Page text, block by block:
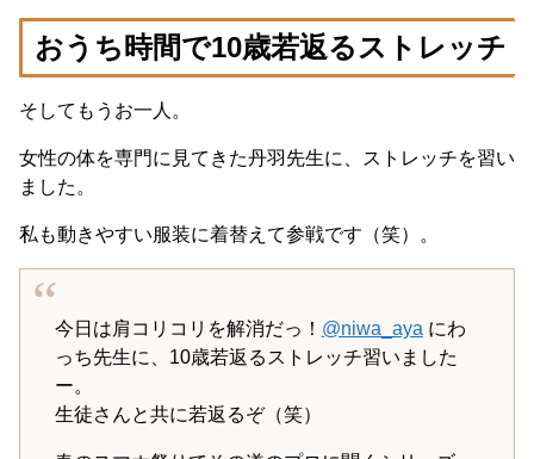
おうち時間で10歳若返るストレッチ
そしてもうお一人。
女性の体を専門に見てきた丹羽先生に、ストレッチを習い
ました。
私も動きやすい服装に着替えて参戦です（笑）。
今日は肩コリコリを解消だっ！ @niwa_aya にわ
っち先生に、10歳若返るストレッチ習いました
ー。
生徒さんと共に若返るぞ（笑）